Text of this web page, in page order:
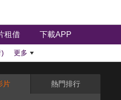
租借 下載APP
) 更多
片 熱門排行